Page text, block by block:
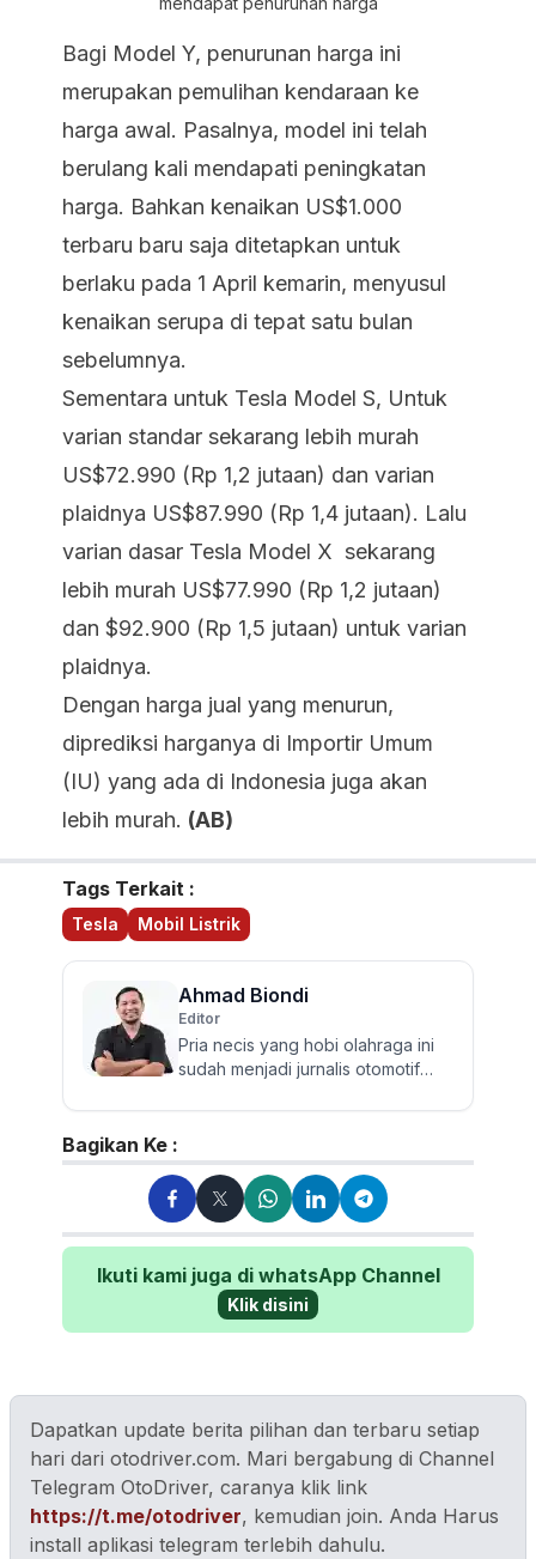
Bagi Model Y, penurunan harga ini
merupakan pemulihan kendaraan ke
harga awal. Pasalnya, model ini telah
berulang kali mendapati peningkatan
harga. Bahkan kenaikan US$1.000
terbaru baru saja ditetapkan untuk
berlaku pada 1 April kemarin, menyusul
kenaikan serupa di tepat satu bulan
sebelumnya.
Sementara untuk Tesla Model S, Untuk
varian standar sekarang lebih murah
US$72.990 (Rp 1,2 jutaan) dan varian
plaidnya US$87.990 (Rp 1,4 jutaan). Lalu
varian dasar Tesla Model X sekarang
lebih murah US$77.990 (Rp 1,2 jutaan)
dan $92.900 (Rp 1,5 jutaan) untuk varian
plaidnya.
Dengan harga jual yang menurun,
diprediksi harganya di Importir Umum
(IU) yang ada di Indonesia juga akan
lebih murah. (AB)
Tags Terkait :
Tesla Mobil Listrik
Ahmad Biondi
Editor
Pria necis yang hobi olahraga ini
sudah menjadi jurnalis otomotif
menguji dan mereview banyak...
Bagikan Ke :
Ikuti kami juga di whatsApp Channel
Klik disini
Dapatkan update berita pilihan dan terbaru setiap
hari dari otodriver.com. Mari bergabung di Channel
Telegram OtoDriver, caranya klik link
https://t.me/otodriver, kemudian join. Anda Harus
install aplikasi telegram terlebih dahulu.